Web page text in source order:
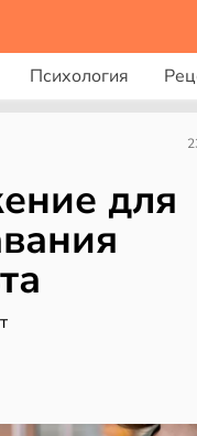
Психология
для